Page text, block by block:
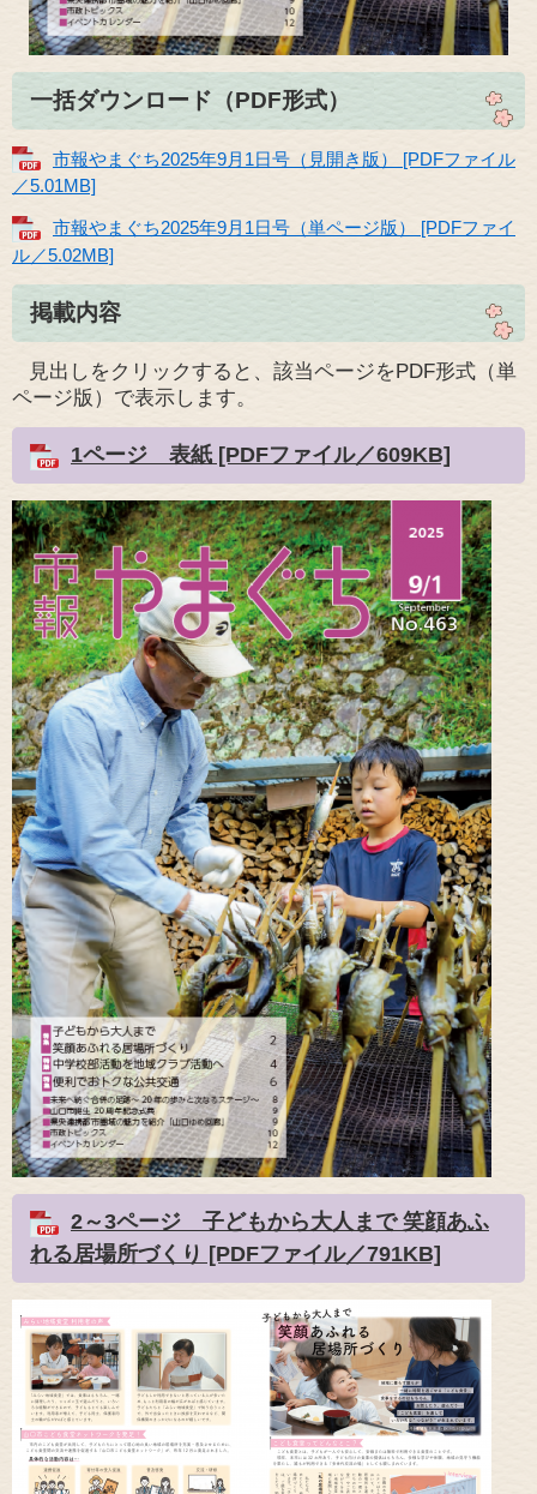
一括ダウンロード（PDF形式）
市報やまぐち2025年9月1日号（見開き版） [PDFファイル
／5.01MB]
市報やまぐち2025年9月1日号（単ページ版） [PDFファイ
ル／5.02MB]
掲載内容
見出しをクリックすると、該当ページをPDF形式（単
ページ版）で表示します。
1ページ 表紙 [PDFファイル／609KB]
2～3ページ 子どもから大人まで 笑顔あふ
れる居場所づくり [PDFファイル／791KB]